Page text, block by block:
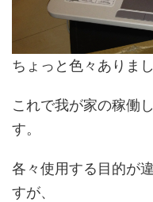
ちょっと色々ありま
これで我が家の稼働
す。
各々使用する目的が
すが、